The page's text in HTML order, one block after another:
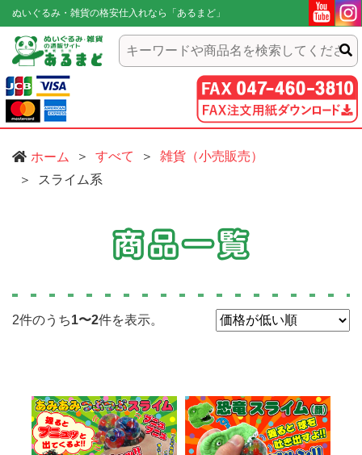
ぬいぐるみ・雑貨の格安仕入れなら「あるまど」
ホーム すべて
雑貨（小売販売）
スライム系
2件のうち1〜2件を表示。